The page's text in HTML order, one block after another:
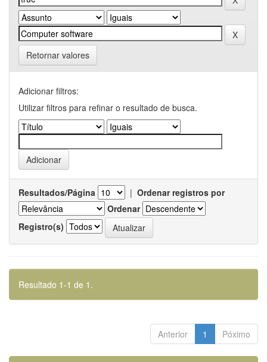
Retornar valores
Adicionar filtros:
Utilizar filtros para refinar o resultado de busca.
Resultados/Página | Ordenar registros por
Ordenar
Registro(s)
Resultado 1-1 de 1.
Anterior 1 Póximo